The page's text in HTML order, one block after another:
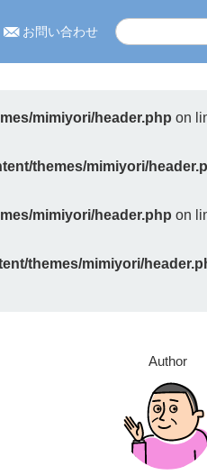
お問い合わせ
mimiyori/header.php on
themes/mimiyori/
mimiyori/header.php on
themes/mimiyori/
Author